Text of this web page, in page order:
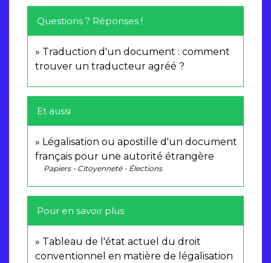
Questions ? Réponses !
Traduction d'un document : comment
trouver un traducteur agréé ?
Et aussi
Légalisation ou apostille d'un document
français pour une autorité étrangère
Papiers - Citoyenneté - Élections
Pour en savoir plus
Tableau de l'état actuel du droit
conventionnel en matière de légalisation